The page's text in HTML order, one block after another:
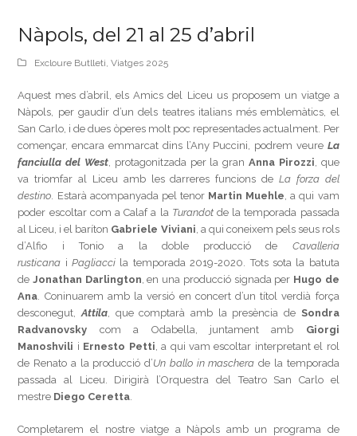
Nàpols, del 21 al 25 d’abril
Excloure Butlleti,Viatges 2025
Aquest mes d’abril, els Amics del Liceu us proposem un viatge a
Nàpols, per gaudir d’un dels teatres italians més emblemàtics, el
San Carlo, i de dues òperes molt poc representades actualment. Per
començar, encara emmarcat dins l’Any Puccini, podrem veure La
fanciulla del West, protagonitzada per la granAnna Pirozzi, que
va triomfar al Liceu amb les darreres funcions de La forza del
destino. Estarà acompanyada pel tenor Martin Muehle, a qui vam
poder escoltar com a Calaf a la Turandotde la temporada passada
al Liceu, i el baríton Gabriele Viviani, a qui coneixem pels seus rols
d’Alfio i Tonio a la doble producció de Cavalleria
rusticana iPagliacci la temporada 2019-2020. Tots sota la batuta
deJonathan Darlington, en una producció signada per Hugo de
Ana. Coninuarem amb la versió en concert d’un títol verdià força
desconegut,Attila, que comptarà amb la presència de Sondra
Radvanovsky com a Odabella, juntament amb Giorgi
Manoshvili i Ernesto Petti, a qui vam escoltar interpretant el rol
de Renato a la producció d’Un ballo in maschera de la temporada
passada al Liceu. Dirigirà l’Orquestra del Teatro San Carlo el
mestre Diego Ceretta.
Completarem el nostre viatge a Nàpols amb un programa de